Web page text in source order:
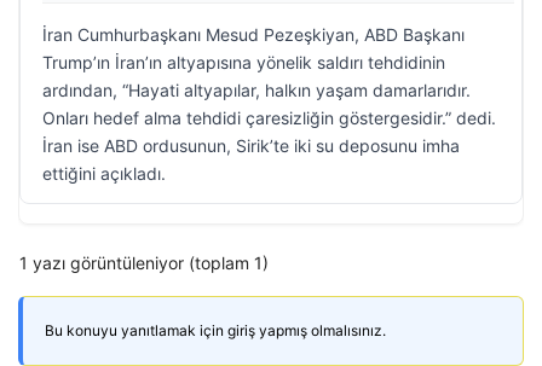
İran Cumhurbaşkanı Mesud Pezeşkiyan, ABD Başkanı
Trump’ın İran’ın altyapısına yönelik saldırı tehdidinin
ardından, “Hayati altyapılar, halkın yaşam damarlarıdır.
Onları hedef alma tehdidi çaresizliğin göstergesidir.” dedi.
İran ise ABD ordusunun, Sirik’te iki su deposunu imha
ettiğini açıkladı.
1 yazı görüntüleniyor (toplam 1)
Bu konuyu yanıtlamak için giriş yapmış olmalısınız.